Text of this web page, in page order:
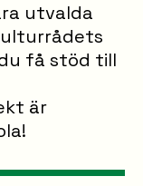
utvalda
få stöd till
är